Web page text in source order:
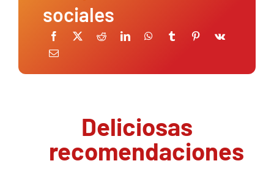
sociales
Deliciosas
recomendaciones